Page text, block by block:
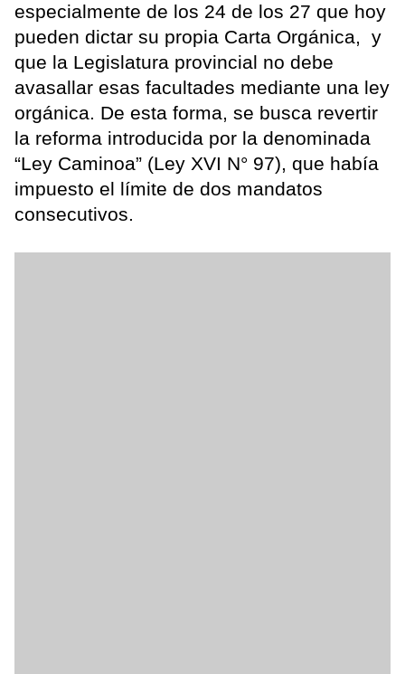
especialmente de los 24 de los 27 que hoy
pueden dictar su propia Carta Orgánica, y
que la Legislatura provincial no debe
avasallar esas facultades mediante una ley
orgánica. De esta forma, se busca revertir
la reforma introducida por la denominada
“Ley Caminoa” (Ley XVI N° 97), que había
impuesto el límite de dos mandatos
consecutivos.